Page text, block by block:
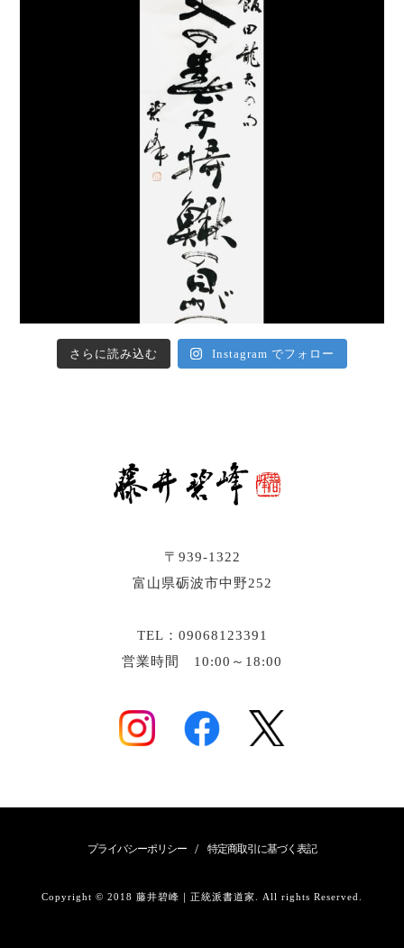
〒939-1322
富山県砺波市中野252
TEL：09068123391
営業時間 10:00～18:00
さらに読み込む Instagram でフォロー
プライバシーポリシー / 特定商取引に基づく表記
Copyright © 2018 藤井碧峰｜正統派書道家. All rights Reserved.